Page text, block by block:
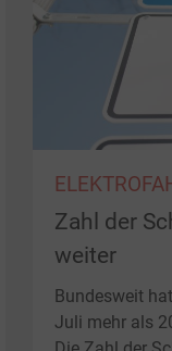
Zahl der
weiter
Bundesweit
Juli mehr als